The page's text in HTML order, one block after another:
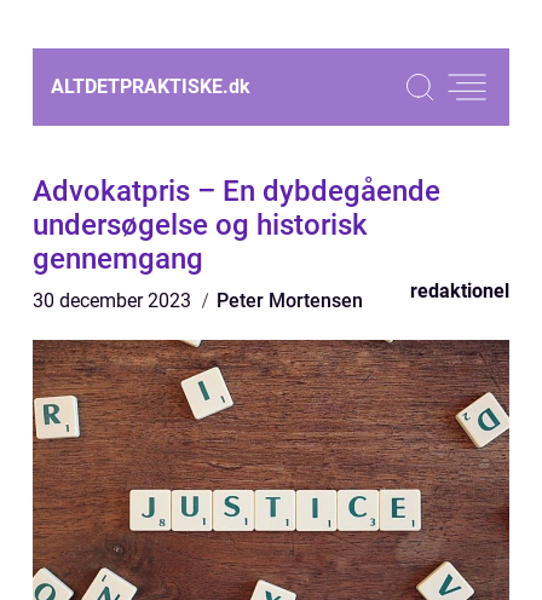
ALTDETPRAKTISKE.dk
Advokatpris – En dybdegående
undersøgelse og historisk
gennemgang
30 december 2023 Peter Mortensen redaktionel